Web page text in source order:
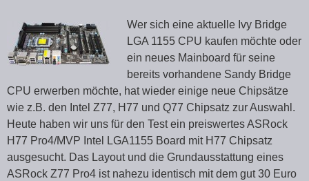
Wer sich eine aktuelle Ivy Bridge
LGA 1155 CPU kaufen möchte oder
ein neues Mainboard für seine
bereits vorhandene Sandy Bridge
CPU erwerben möchte, hat wieder einige neue Chipsätze
wie z.B. den Intel Z77, H77 und Q77 Chipsatz zur Auswahl.
Heute haben wir uns für den Test ein preiswertes ASRock
H77 Pro4/MVP Intel LGA1155 Board mit H77 Chipsatz
ausgesucht. Das Layout und die Grundausstattung eines
ASRock Z77 Pro4 ist nahezu identisch mit dem gut 30 Euro